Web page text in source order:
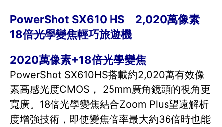
PowerShot SX610 HS 2,020萬像素
18倍光學變焦輕巧旅遊機
2020萬像素+18倍光學變焦
PowerShot SX610HS搭載約2,020萬有效像
素高感光度CMOS， 25mm廣角鏡頭的視角更
寬廣。18倍光學變焦結合Zoom Plus望遠解析
度增強技術，即使變焦倍率最大約36倍時也能